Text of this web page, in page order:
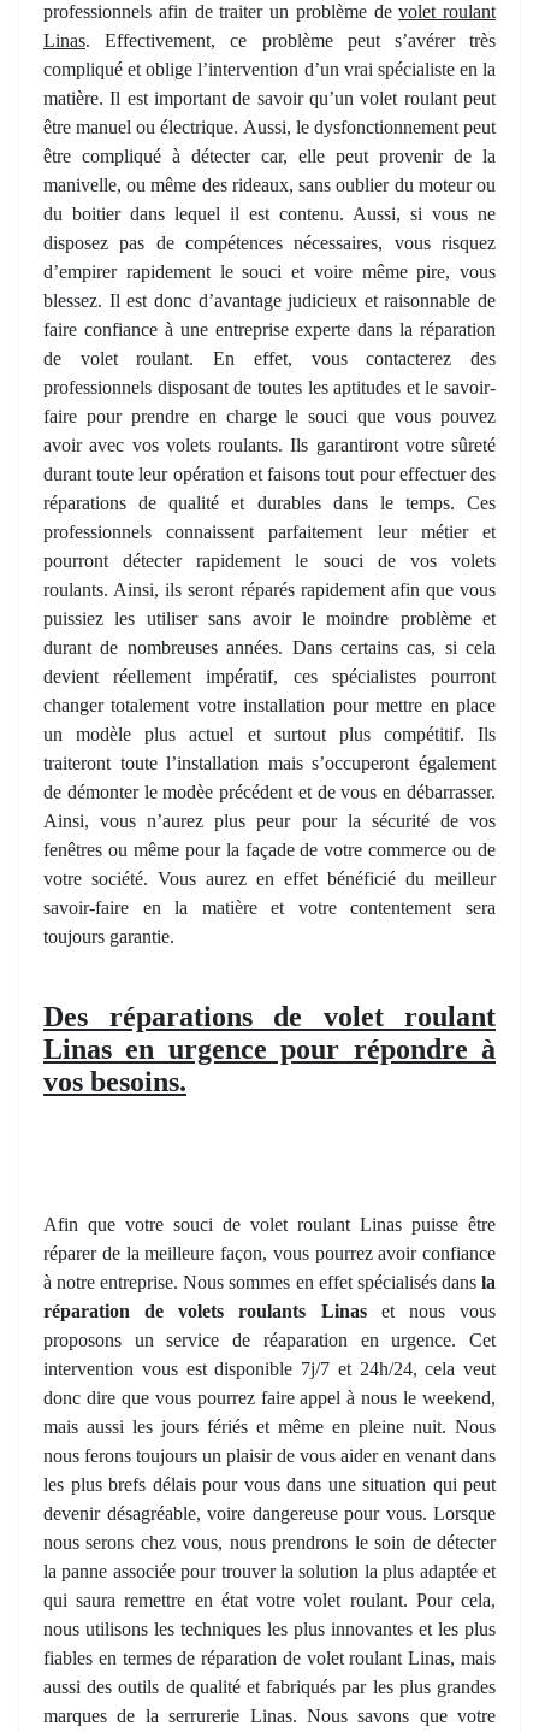
professionnels afin de traiter un problème devolet roulant
Linas. Effectivement, ce problème peut s’avérer très
compliqué et oblige l’intervention d’un vrai spécialiste en la
matière. Il est important de savoir qu’un volet roulant peut
être manuel ou électrique. Aussi, le dysfonctionnement peut
être compliqué à détecter car, elle peut provenir de la
manivelle, ou même des rideaux, sans oublier du moteur ou
du boitier dans lequel il est contenu. Aussi, si vous ne
disposez pas de compétences nécessaires, vous risquez
d’empirer rapidement le souci et voire même pire, vous
blessez. Il est donc d’avantage judicieux et raisonnable de
faire confiance à une entreprise experte dans la réparation
de volet roulant. En effet, vous contacterez des
professionnels disposant de toutes les aptitudes et le savoir-
faire pour prendre en charge le souci que vous pouvez
avoir avec vos volets roulants. Ils garantiront votre sûreté
durant toute leur opération et faisons tout pour effectuer des
réparations de qualité et durables dans le temps. Ces
professionnels connaissent parfaitement leur métier et
pourront détecter rapidement le souci de vos volets
roulants. Ainsi, ils seront réparés rapidement afin que vous
puissiez les utiliser sans avoir le moindre problème et
durant de nombreuses années. Dans certains cas, si cela
devient réellement impératif, ces spécialistes pourront
changer totalement votre installation pour mettre en place
un modèle plus actuel et surtout plus compétitif. Ils
traiteront toute l’installation mais s’occuperont également
de démonter le modèe précédent et de vous en débarrasser.
Ainsi, vous n’aurez plus peur pour la sécurité de vos
fenêtres ou même pour la façade de votre commerce ou de
votre société. Vous aurez en effet bénéficié du meilleur
savoir-faire en la matière et votre contentement sera
toujours garantie.
Des réparations de volet roulant
Linas en urgence pour répondre à
vos besoins.
Afin que votre souci de volet roulant Linas puisse être
réparer de la meilleure façon, vous pourrez avoir confiance
à notre entreprise. Nous sommes en effet spécialisés dans la
réparation de volets roulants Linaset nous vous
proposons un service de réaparation en urgence. Cet
intervention vous est disponible 7j/7 et 24h/24, cela veut
donc dire que vous pourrez faire appel à nous le weekend,
mais aussi les jours fériés et même en pleine nuit. Nous
nous ferons toujours un plaisir de vous aider en venant dans
les plus brefs délais pour vous dans une situation qui peut
devenir désagréable, voire dangereuse pour vous. Lorsque
nous serons chez vous, nous prendrons le soin de détecter
la panne associée pour trouver la solution la plus adaptée et
qui saura remettre en état votre volet roulant. Pour cela,
nous utilisons les techniques les plus innovantes et les plus
fiables en termes de réparation de volet roulant Linas, mais
aussi des outils de qualité et fabriqués par les plus grandes
marques de la serrurerie Linas. Nous savons que votre